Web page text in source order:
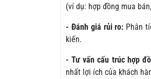
(ví dụ: hợp đồng mua
- Đánh giá rủi ro: Phân
kiến.
- Tư vấn cấu trúc hợp
nhất lợi ích của khách